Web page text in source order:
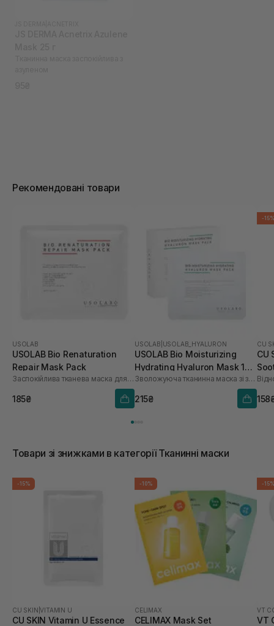
Рекомендовані товари
USOLAB
USOLAB Bio Renaturation
Repair Mask Pack
Заспокійлива тканева маска для обличчя
185₴
USOLAB USOLAB_HYALURON
USOLAB Bio Moisturizing
Hydrating Hyaluron Mask 1
шт
Зволожуюча тканинна маска зі заспокійливою та антивіковою дією
215₴
-
CU
CU
Товари зі знижками в категорії Тканинні маски
-15%
CU SKIN |VITAMIN U
CU SKIN Vitamin U Essence
-10%
CELIMAX
CELIMAX Mask Set
-
VT
VT